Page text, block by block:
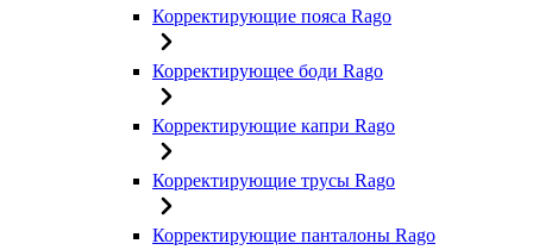
Корректирующие пояса Rago
Корректирующее боди Rago
Корректирующие капри Rago
Корректирующие трусы Rago
Корректирующие панталоны Rago